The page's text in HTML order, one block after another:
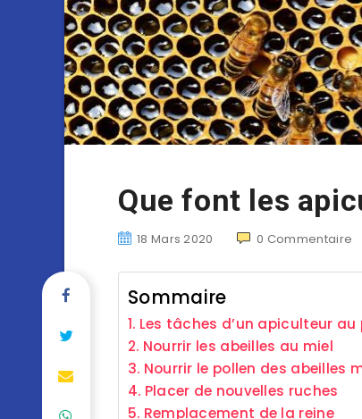
Que font les
18 Mars 2020 0 Commentaire
Sommaire
Les tâches d’un apiculteur
Nourrir les abeilles au miel
Nourrir le pollen des abeilles
Placer de nouvelles ruches
Remplacement de la reine